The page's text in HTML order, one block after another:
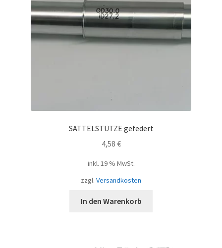
SATTELSTÜTZE gefedert
4,58 €
inkl. 19 % MwSt.
zzgl. Versandkosten
In den Warenkorb